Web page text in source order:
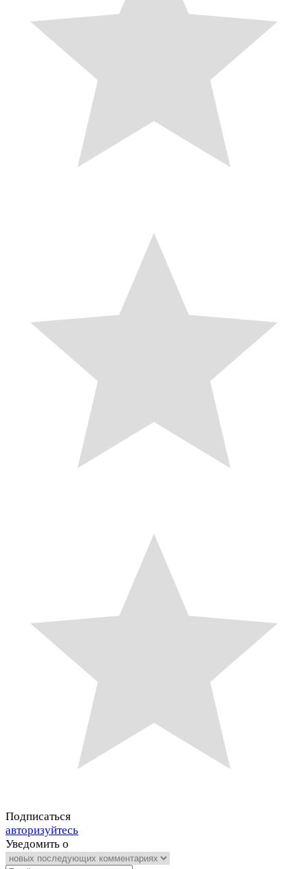
Подписаться
авторизуйтесь
Уведомить о